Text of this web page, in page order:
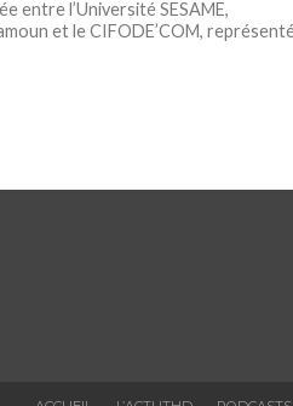
entre l’Université SESAME,
et le CIFODE’COM,